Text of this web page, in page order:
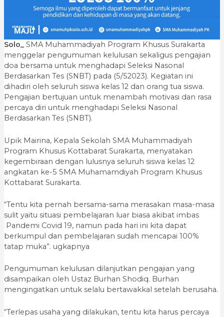
Solo_ SMA Muhammadiyah Program Khusus Surakarta
menggelar pengumuman kelulusan sekaligus pengajian
doa bersama untuk menghadapi Seleksi Nasonal
Berdasarkan Tes (SNBT) pada (5/52023). Kegiatan ini
dihadiri oleh seluruh siswa kelas 12 dan orang tua siswa.
Pengajian bertujuan untuk menambah motivasi dan rasa
percaya diri untuk menghadapi Seleksi Nasonal
Berdasarkan Tes (SNBT).
Upik Mairina, Kepala Sekolah SMA Muhammadiyah
Program Khusus Kottabarat Surakarta, menyatakan
kegembiraan dengan lulusnya seluruh siswa kelas 12
angkatan ke-5 SMA Muhamamdiyah Program Khusus
Kottabarat Surakarta.
“Tentu kita pernah bersama-sama merasakan masa-masa
sulit yaitu situasi pembelajaran luar biasa akibat imbas
Pandemi Covid 19, namun pada hari ini kita dapat
berkumpul dan pembelajaran sudah mencapai 100%
tatap muka”. ugkapnya
Pengumuman kelulusan dilanjutkan pengajian yang
disampaikan oleh Ustaz Burhan Shodiq. Burhan
mengingatkan untuk selalu bertawakkal setelah berusaha.
“Terlepas usaha yang dilakukan, tentu kita harus percaya